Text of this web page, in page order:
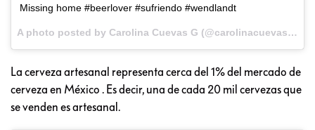
Missing home #beerlover #sufriendo #wendlandt
A photo posted by Carolina Cuevas G (@carolinacuevasg) on
La cerveza artesanal representa cerca del 1% del mercado de
cerveza en México . Es decir, una de cada 20 mil cervezas que
se venden es artesanal.